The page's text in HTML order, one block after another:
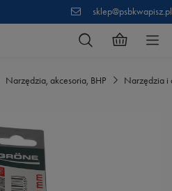
sklep@psbkwapisz.pl
Narzędzia, akcesoria, BHP Narzędzia i